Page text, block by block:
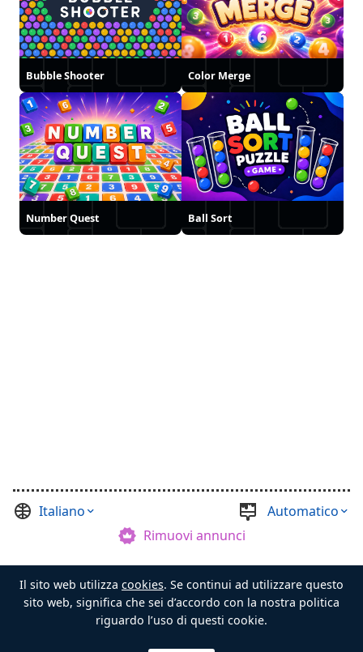
Bubble Shooter Color Merge
Number Quest Ball Sort
Italiano
Automatico
Rimuovi annunci
©Casual Games Collection, 2021-2026. Designed by
FINAL LEVEL. Termini Privacy Maestro del Forziere
Il sito web utilizza cookies. Se continui ad utilizzare questo
sito web, significa che sei d’accordo con la nostra politica
riguardo l’uso di questi cookie.